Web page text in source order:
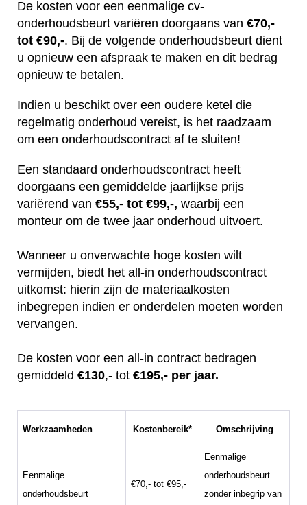
De kosten voor een eenmalige cv-
onderhoudsbeurt variëren doorgaans van €70,-
tot €90,-. Bij de volgende onderhoudsbeurt dient
u opnieuw een afspraak te maken en dit bedrag
opnieuw te betalen.
Indien u beschikt over een oudere ketel die
regelmatig onderhoud vereist, is het raadzaam
om een onderhoudscontract af te sluiten!
Een standaard onderhoudscontract heeft
doorgaans een gemiddelde jaarlijkse prijs
variërend van €55,- tot €99,-, waarbij een
monteur om de twee jaar onderhoud uitvoert.
Wanneer u onverwachte hoge kosten wilt
vermijden, biedt het all-in onderhoudscontract
uitkomst: hierin zijn de materiaalkosten
inbegrepen indien er onderdelen moeten worden
vervangen.
De kosten voor een all-in contract bedragen
gemiddeld €130,- tot €195,- per jaar.
Werkzaamheden Kostenbereik* Omschrijving
Eenmalige
onderhoudsbeurt
€70,- tot €95,-
Eenmalige
onderhoudsbeurt
zonder inbegrip van